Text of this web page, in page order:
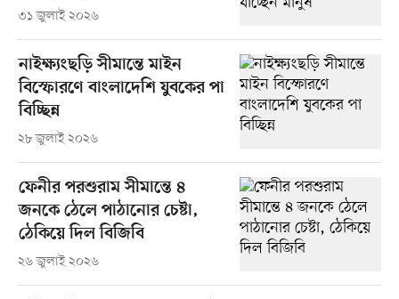
৩১ জুলাই ২০২৬
নাইক্ষ্যংছড়ি সীমান্তে মাইন
বিস্ফোরণে বাংলাদেশি যুবকের পা
বিচ্ছিন্ন
২৮ জুলাই ২০২৬
ফেনীর পরশুরাম সীমান্তে ৪
জনকে ঠেলে পাঠানোর চেষ্টা,
ঠেকিয়ে দিল বিজিবি
২৬ জুলাই ২০২৬